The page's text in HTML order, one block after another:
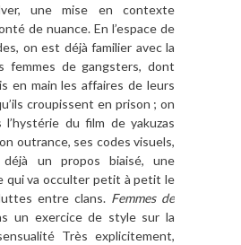
une mise en contexte
de nuance. En l’espace de
on est déjà familier avec la
femmes de gangsters, dont
en main les affaires de leurs
croupissent en prison ; on
du film de yakuzas
outrance, ses codes visuels,
déjà un propos biaisé, une
qui va occulter petit à petit le
entre clans. Femmes de
un exercice de style sur la
Très explicitement,